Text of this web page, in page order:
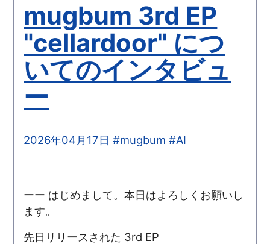
mugbum 3rd EP
"cellardoor" につ
いてのインタビュ
ー
2026年04月17日 #mugbum #AI
ーー はじめまして。本日はよろしくお願いし
ます。
先日リリースされた 3rd EP